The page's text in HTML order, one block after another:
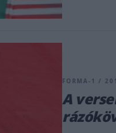
FORMA-1 /
A